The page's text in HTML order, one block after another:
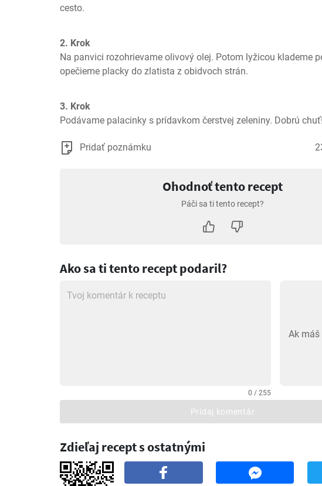
cesto.
2. Krok
Na panvici rozohrievame olivový olej. Potom lyžicou klademe
opečieme placky do zlatista z obidvoch strán.
3. Krok
Podávame palacinky s prídavkom čerstvej zeleniny. Dobrú chuť!
Pridať poznámku
Ohodnoť tento recept
Páči sa ti tento recept?
Ako sa ti tento recept podaril?
0 / 255
Ak
Pridaj komentár
Zdieľaj recept s ostatnými